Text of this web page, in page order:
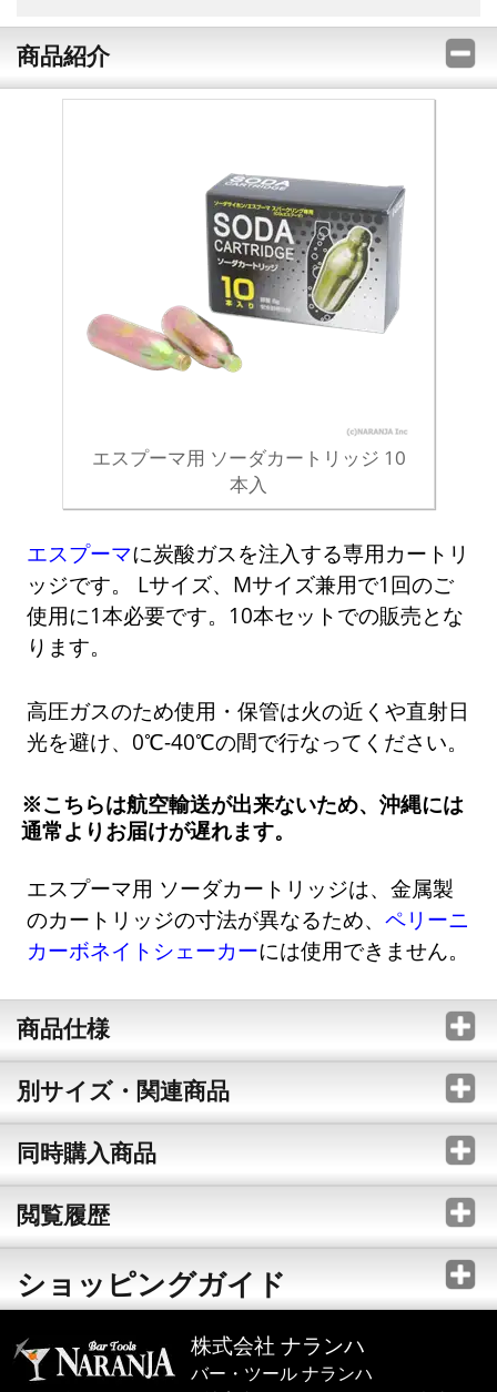
商品紹介
エスプーマ用 ソーダカートリッジ 10
本入
エスプーマに炭酸ガスを注入する専用カートリ
ッジです。 Lサイズ、Mサイズ兼用で1回のご
使用に1本必要です。10本セットでの販売とな
ります。
高圧ガスのため使用・保管は火の近くや直射日
光を避け、0℃-40℃の間で行なってください。
※こちらは航空輸送が出来ないため、沖縄には
通常よりお届けが遅れます。
エスプーマ用 ソーダカートリッジは、金属製
のカートリッジの寸法が異なるため、ペリーニ
カーボネイトシェーカーには使用できません。
商品仕様
別サイズ・関連商品
同時購入商品
閲覧履歴
ショッピングガイド
株式会社 ナランハ
バー・ツール ナランハ